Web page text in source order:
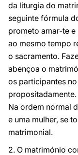
da liturgia do
seguinte fórmula
prometo amar-te
ao mesmo tempo
o sacramento.
abençoa o
os participantes
Na ordem normal
e uma mulher, se
matrimonial.
2. O matrimónio